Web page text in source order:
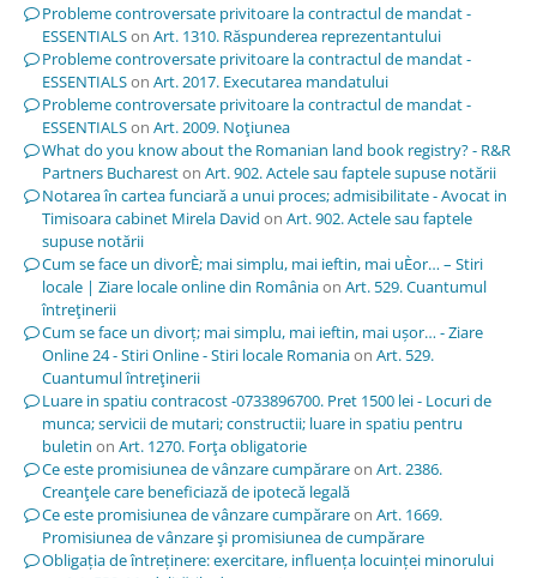
Probleme controversate privitoare la contractul de mandat -
ESSENTIALSon Art. 1310. Răspunderea reprezentantului
Probleme controversate privitoare la contractul de mandat -
ESSENTIALSon Art. 2017. Executarea mandatului
Probleme controversate privitoare la contractul de mandat -
ESSENTIALSon Art. 2009. Noţiunea
What do you know about the Romanian land book registry? - R&R
Partners Buchareston Art. 902. Actele sau faptele supuse notării
Notarea în cartea funciară a unui proces; admisibilitate - Avocat in
Timisoara cabinet Mirela David on Art. 902. Actele sau faptele
supuse notării
Cum se face un divorÈ; mai simplu, mai ieftin, mai uÈor… – Stiri
locale | Ziare locale online din Româniaon Art. 529. Cuantumul
întreţinerii
Cum se face un divorț; mai simplu, mai ieftin, mai ușor… - Ziare
Online 24 - Stiri Online - Stiri locale Romaniaon Art. 529.
Cuantumul întreţinerii
Luare in spatiu contracost -0733896700. Pret 1500 lei - Locuri de
munca; servicii de mutari; constructii; luare in spatiu pentru
buletin on Art. 1270. Forţa obligatorie
Ce este promisiunea de vânzare cumpărareon Art. 2386.
Creanţele care beneficiază de ipotecă legală
Ce este promisiunea de vânzare cumpărareon Art. 1669.
Promisiunea de vânzare şi promisiunea de cumpărare
Obligația de întreținere: exercitare, influența locuinței minorului